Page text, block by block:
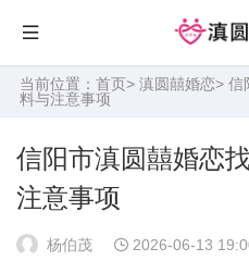
当前位置： 首页> 滇圆囍婚恋> 信
料与注意事项
信阳市滇圆囍婚恋
注意事项
杨伯茂 2026-06-13